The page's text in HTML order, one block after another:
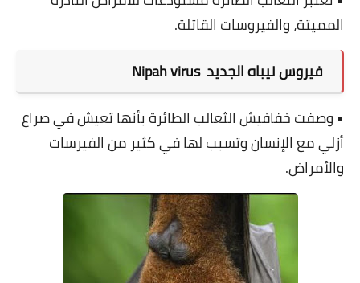
المميتة، والفيروسات القاتلة.
فيروس نيباه الجديد Nipah virus
• وصفت خفافيش الثعالب الطائرة بأنها تعيش في صراع
أزلي مع الإنسان وتسبب لها في كثير من الفيرسات
والأمراض.